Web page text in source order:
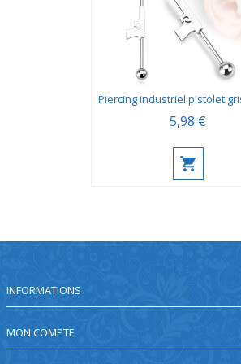
Piercing industriel pistolet
5,98 €
INFORMATIONS
MON COMPTE